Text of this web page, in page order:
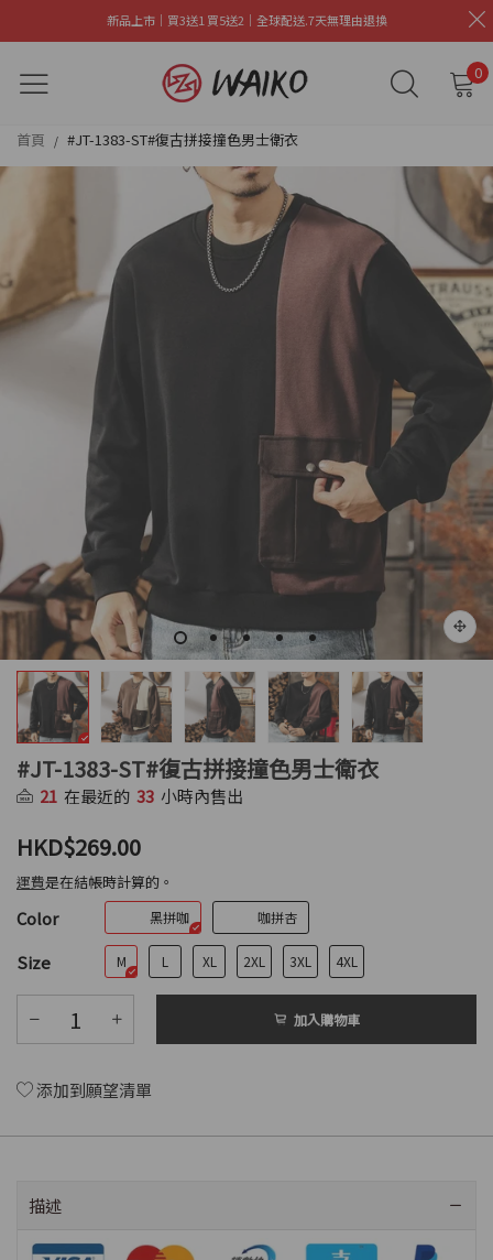
新品上市｜買3送1 買5送2｜全球配送.7天無理由退換
0
首頁 / #JT-1383-ST#復古拼接撞色男士衛衣
#JT-1383-ST#復古拼接撞色男士衛衣
21 在最近的 33 小時內售出
HKD$269.00
運費是在結帳時計算的。
Color 黑拼咖 咖拼杏
Size M L XL 2XL 3XL 4XL
加入購物車
添加到願望清單
描述